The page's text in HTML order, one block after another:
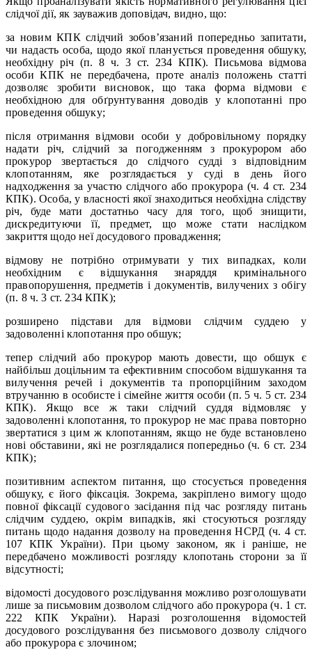
слідчої дії, як зауважив доповідач, видно, що:
за новим КПК слідчий зобов’язаний попередньо запитати,
чи надасть особа, щодо якої планується проведення обшуку,
необхідну річ (п. 8 ч. 3 ст. 234 КПК). Письмова відмова
особи КПК не передбачена, проте аналіз положень статті
дозволяє зробити висновок, що така форма відмови є
необхідною для обґрунтування доводів у клопотанні про
проведення обшуку;
після отримання відмови особи у добровільному порядку
надати річ, слідчий за погодженням з прокурором або
прокурор звертається до слідчого судді з відповідним
клопотанням, яке розглядається у суді в день його
надходження за участю слідчого або прокурора (ч. 4 ст. 234
КПК). Особа, у власності якої знаходиться необхідна слідству
річ, буде мати достатньо часу для того, щоб знищити,
дискредитуючи її, предмет, що може стати наслідком
закриття щодо неї досудового провадження;
відмову не потрібно отримувати у тих випадках, коли
необхідним є відшукання знаряддя кримінального
правопорушення, предметів і документів, вилучених з обігу
(п. 8 ч. 3 ст. 234 КПК);
розширено підстави для відмови слідчим суддею у
задоволенні клопотання про обшук;
тепер слідчий або прокурор мають довести, що обшук є
найбільш доцільним та ефективним способом відшукання та
вилучення речей і документів та пропорційним заходом
втручанню в особисте і сімейне життя особи (п. 5 ч. 5 ст. 234
КПК). Якщо все ж таки слідчий суддя відмовляє у
задоволенні клопотання, то прокурор не має права повторно
звертатися з цим ж клопотанням, якщо не буде встановлено
нові обставини, які не розглядалися попередньо (ч. 6 ст. 234
КПК);
позитивним аспектом питання, що стосується проведення
обшуку, є його фіксація. Зокрема, закріплено вимогу щодо
повної фіксації судового засідання під час розгляду питань
слідчим суддею, окрім випадків, які стосуються розгляду
питань щодо надання дозволу на проведення НСРД (ч. 4 ст.
107 КПК України). При цьому законом, як і раніше, не
передбачено можливості розгляду клопотань сторони за її
відсутності;
відомості досудового розслідування можливо розголошувати
лише за письмовим дозволом слідчого або прокурора (ч. 1 ст.
222 КПК України). Наразі розголошення відомостей
досудового розслідування без письмового дозволу слідчого
або прокурора є злочином;